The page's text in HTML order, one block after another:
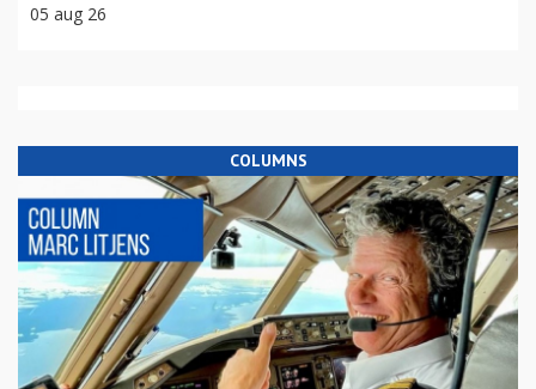
05 aug 26
COLUMNS